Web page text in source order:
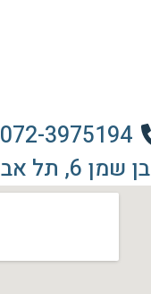
072-3975194
בן שמן 6, תל אביב